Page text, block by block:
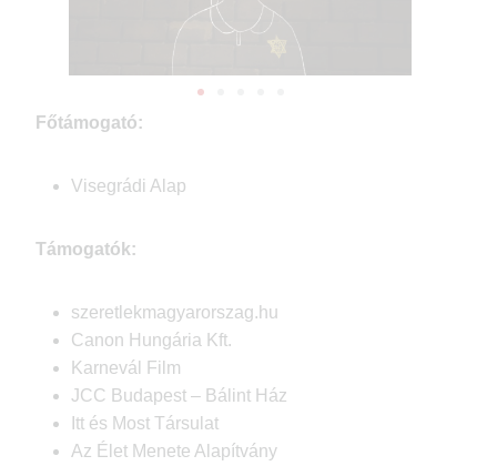
Főtámogató:
Visegrádi Alap
Támogatók:
szeretlekmagyarorszag.hu
Canon Hungária Kft.
Karnevál Film
JCC Budapest – Bálint Ház
Itt és Most Társulat
Az Élet Menete Alapítvány